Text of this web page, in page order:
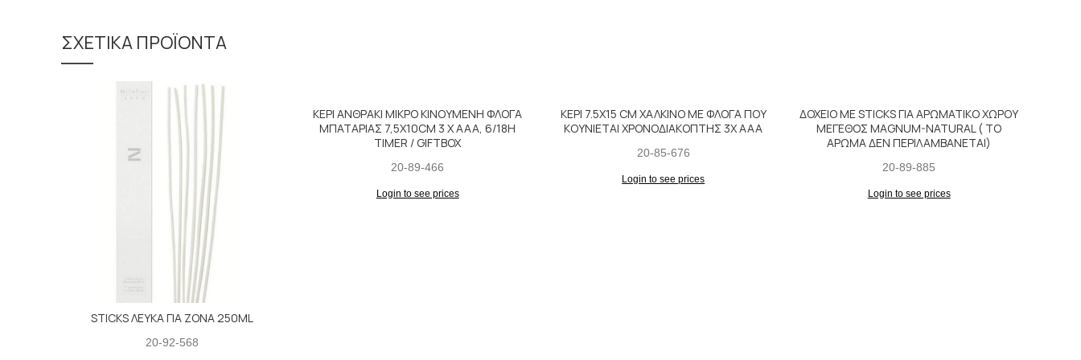
ΣΧΕΤΙΚΆ ΠΡΟΪΌΝΤΑ
STICKS ΛΕΥΚΑ ΓΙΑ ZONA 250ML
20-92-568
ΚΕΡΙ ΑΝΘΡΑΚΙ ΜΙΚΡΟ ΚΙΝΟΥΜΕΝΗ ΦΛΟΓΑ
ΜΠΑΤΑΡΙΑΣ 7,5X10CM 3 X AAA, 6/18H
TIMER / GIFTBOX
20-89-466
Login to see prices
ΚΕΡΙ 7.5Χ15 CM ΧΑΛΚΙΝΟ ΜΕ ΦΛΟΓΑ ΠΟΥ
ΚΟΥΝΙΕΤΑΙ ΧΡΟΝΟΔΙΑΚΟΠΤΗΣ 3Χ ΑΑΑ
20-85-676
Login to see prices
ΔΟΧΕΙΟ ΜΕ STICKS ΓΙΑ ΑΡΩΜΑΤΙΚΟ ΧΩΡΟΥ
ΜΕΓΕΘΟΣ MAGNUM-NATURAL ( ΤΟ
ΑΡΩΜΑ ΔΕΝ ΠΕΡΙΛΑΜΒΑΝΕΤΑΙ)
20-89-885
Login to see prices